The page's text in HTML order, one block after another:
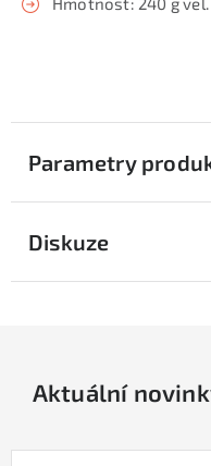
Parametry
Diskuze
Aktuální